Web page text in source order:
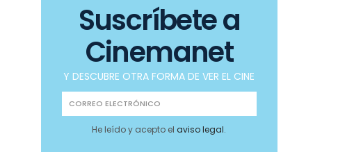
Suscríbete a
Cinemanet
Y DESCUBRE OTRA FORMA DE VER EL CINE
He leído y acepto elaviso legal.